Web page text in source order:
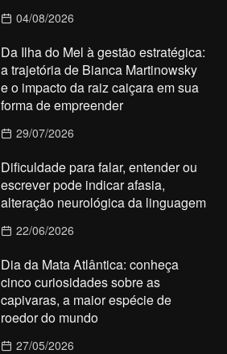
04/08/2026
Da Ilha do Mel à gestão estratégica:
a trajetória de Bianca Martinowsky
e o impacto da raiz caiçara em sua
forma de empreender
29/07/2026
Dificuldade para falar, entender ou
escrever pode indicar afasia,
alteração neurológica da linguagem
22/06/2026
Dia da Mata Atlântica: conheça
cinco curiosidades sobre as
capivaras, a maior espécie de
roedor do mundo
27/05/2026